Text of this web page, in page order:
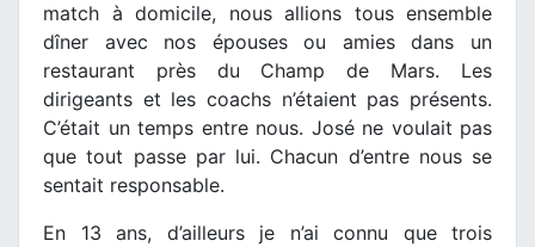
match à domicile, nous allions tous ensemble
dîner avec nos épouses ou amies dans un
restaurant près du Champ de Mars. Les
dirigeants et les coachs n’étaient pas présents.
C’était un temps entre nous. José ne voulait pas
que tout passe par lui. Chacun d’entre nous se
sentait responsable.
En 13 ans, d’ailleurs je n’ai connu que trois